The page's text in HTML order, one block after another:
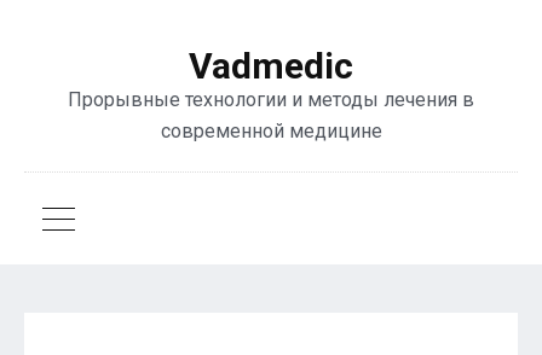
Vadmedic
Прорывные технологии и методы лечения в
современной медицине